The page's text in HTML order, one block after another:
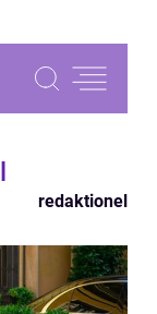
redaktionel